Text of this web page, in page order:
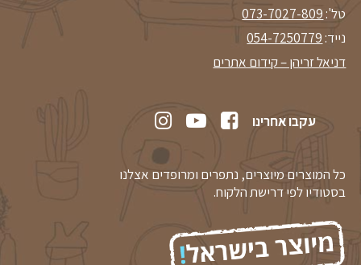
טל':073-7027-809
נייד: 054-7250779
דניאל זריהן – קידום אתרים
עקבו אחרינו
כל המוצרים מיוצרים, נתפרים ומרופדים אצלנו
בסטודיו לפי דרישת הלקוח.